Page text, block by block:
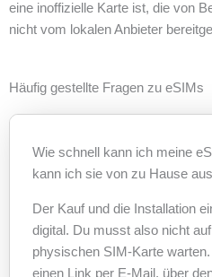
eine inoffizielle Karte ist, die von
nicht vom lokalen Anbieter
Häufig gestellte Fragen zu eSIMs
Wie schnell kann ich meine
kann ich sie von zu Hause
Der Kauf und die Installation
digital. Du musst also nicht
physischen SIM-Karte
einen Link per E-Mail, über